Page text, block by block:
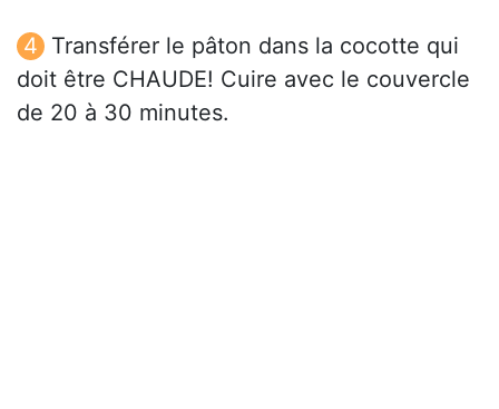
Transférer le pâton dans la cocotte qui
doit être CHAUDE! Cuire avec le couvercle
de 20 à 30 minutes.